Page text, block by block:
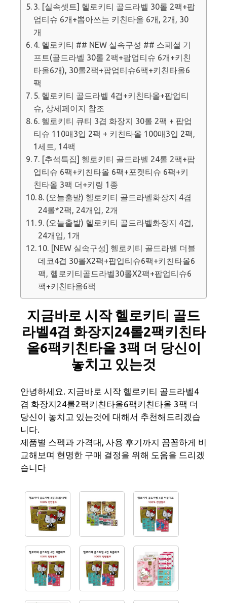
3. [실속셋트] 헬로키티 골드라벨 30롤 2팩+팝
업티슈 6개+뽑아쓰는 키친타올 6개, 2개, 30
개
4. 헬로키티 ## NEW 실속구성 ## 스페셜 기
프트(골드라벨 30롤 2팩+팝업티슈 6개+키친
타올6개), 30롤2팩+팝업티슈6팩+키친타올6
팩
5. 헬로키티 골드라벨 4겹+키친타올+팝업티
슈, 상세페이지 참조
6. 헬로키티 큐티 3겹 화장지 30롤 2팩 + 팝업
티슈 110매3입 2팩 + 키친타올 100매3입 2팩,
1세트, 14팩
7. [추석특집] 헬로키티 골드라벨 24롤 2팩+팝
업티슈 6팩+키친타올 6팩+포켓티슈 6팩+키
친타올 3팩 더+키링 1종
8. (오늘출발) 헬로키티 골드라벨화장지 4겹
24롤*2팩, 24개입, 2개
9. (오늘출발) 헬로키티 골드라벨화장지 4겹,
24개입, 1개
10. [NEW 실속구성] 헬로키티 골드라벨 더블
데코4겹 30롤X2팩+팝업티슈6팩+키친타올6
팩, 헬로키티골드라벨30롤X2팩+팝업티슈6
팩+키친타올6팩
지금바로 시작 헬로키티 골드
라벨4겹 화장지24롤2팩키친타
올6팩키친타올 3팩 더 당신이
놓치고 있는것
안녕하세요. 지금바로 시작 헬로키티 골드라벨4
겹 화장지24롤2팩키친타올6팩키친타올 3팩 더
당신이 놓치고 있는것에 대해서 추천해드리겠습
니다.
제품별 스펙과 가격대, 사용 후기까지 꼼꼼하게 비
교해보며 현명한 구매 결정을 위해 도움을 드리겠
습니다